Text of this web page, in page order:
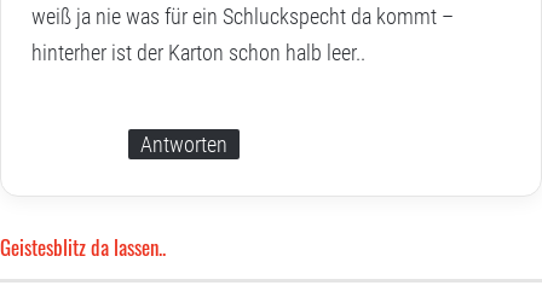
weiß ja nie was für ein Schluckspecht da kommt –
hinterher ist der Karton schon halb leer..
Antworten
Geistesblitz da lassen..